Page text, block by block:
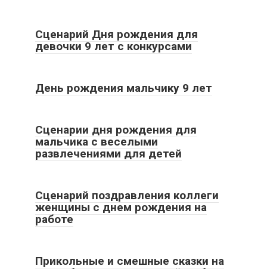
Сценарий Дня рождения для
девочки 9 лет с конкурсами
День рождения мальчику 9 лет
Сценарии дня рождения для
мальчика с веселыми
развлечениями для детей
Сценарий поздравления коллеги
женщины с днем рождения на
работе
Прикольные и смешные сказки на